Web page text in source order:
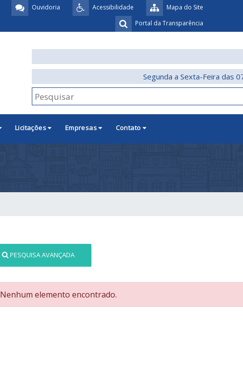
Mapa do Site
Acessibilidade
Ouvidoria
Portal da Transparência
Segunda a Sexta-Feira das
Licitações Empresas Contato
PESQUISA AVANÇADA
Nenhum elemento encontrado.